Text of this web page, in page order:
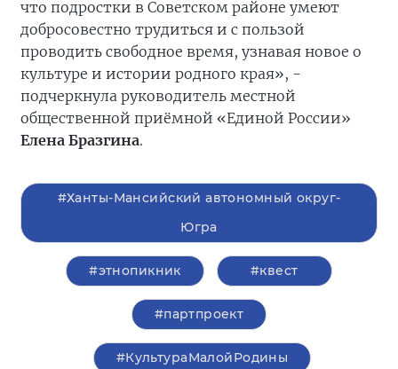
что подростки в Советском районе умеют
добросовестно трудиться и с пользой
проводить свободное время, узнавая новое о
культуре и истории родного края», -
подчеркнула руководитель местной
общественной приёмной «Единой России»
Елена Бразгина.
#Ханты-Мансийский автономный округ-
Югра
#этнопикник #квест
#партпроект
#КультураМалойРодины